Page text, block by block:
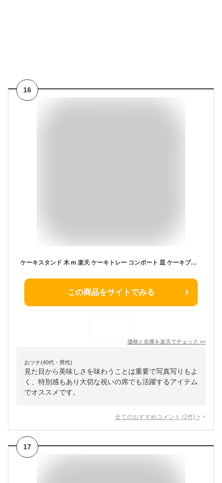
16
ケーキスタンド 木 m 楽天 ケーキトレー コンポート 皿 ケーキプレート 木製 大皿 ケーキ スタンド 可愛い お皿 プレート ケーキ皿 オードブル サンドウィッチ アフタヌーンティー クリスマス ホームパーティー おしゃれ 食器 キッチン グッズ
この商品をサイトでみる
価格と在庫を楽天でチェック >>
おツナ(40代・男性)
見た目から美味しさを味わうことは重要で写真写りもよ
く、特別感もあり大切な祝いの席でも活躍するアイテム
でオススメです。
全てのおすすめコメント (2件) >
17